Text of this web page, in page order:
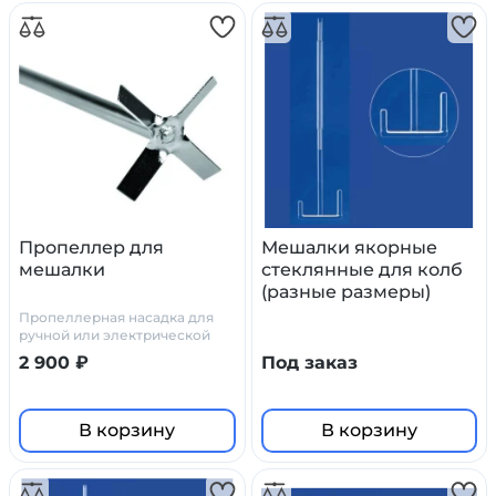
Пропеллер для
мешалки
Пропеллерная насадка для
ручной или электрической
верхнеприводной мешалки
предназначена для
низкой вязкости и плотности.
Используется в средне- и
высокоскоростных мешалках.
2 900 ₽
В корзину
Мешалки якорные
стеклянные для колб
(разные размеры)
Под заказ
В корзину